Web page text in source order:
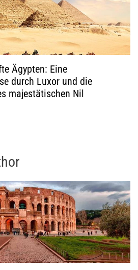
Ägypten: Eine
durch Luxor und die
majestätischen Nil